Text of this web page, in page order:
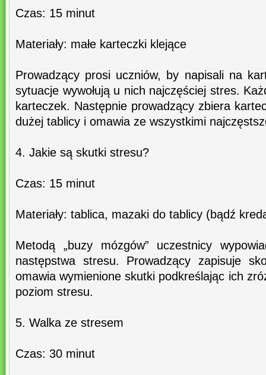
Czas: 15 minut
Materiały: małe karteczki klejące
Prowadzący prosi uczniów, by napisali na
sytuacje wywołują u nich najczęściej stres.
karteczek. Następnie prowadzący zbiera
dużej tablicy i omawia ze wszystkimi
4. Jakie są skutki stresu?
Czas: 15 minut
Materiały: tablica, mazaki do tablicy (bądź
Metodą „buzy mózgów” uczestnicy
następstwa stresu. Prowadzący zapisuje
omawia wymienione skutki podkreślając ich
poziom stresu.
5. Walka ze stresem
Czas: 30 minut